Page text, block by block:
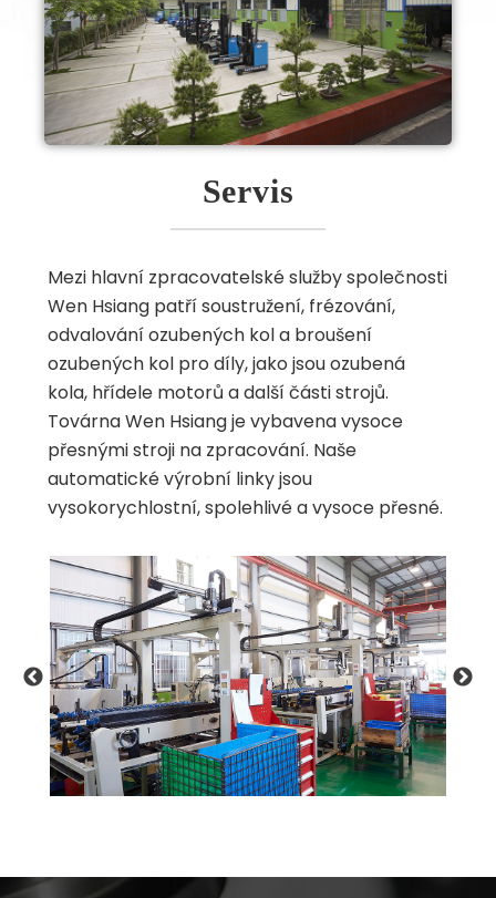
Servis
Mezi hlavní zpracovatelské služby společnosti
Wen Hsiang patří soustružení, frézování,
odvalování ozubených kol a broušení
ozubených kol pro díly, jako jsou ozubená
kola, hřídele motorů a další části strojů.
Továrna Wen Hsiang je vybavena vysoce
přesnými stroji na zpracování. Naše
automatické výrobní linky jsou
vysokorychlostní, spolehlivé a vysoce přesné.